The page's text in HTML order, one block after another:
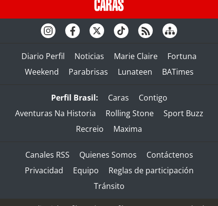
Diario Perfil Noticias Marie Claire
Fortuna
Weekend
Parabrisas Lunateen BATimes
Perfil Brasil: Caras
Contigo
Aventuras Na Historia
Rolling Stone
Sport Buzz
Recreio
Maxima
Canales RSS Quienes Somos
Contáctenos
Privacidad
Equipo
Reglas de participación
Tránsito